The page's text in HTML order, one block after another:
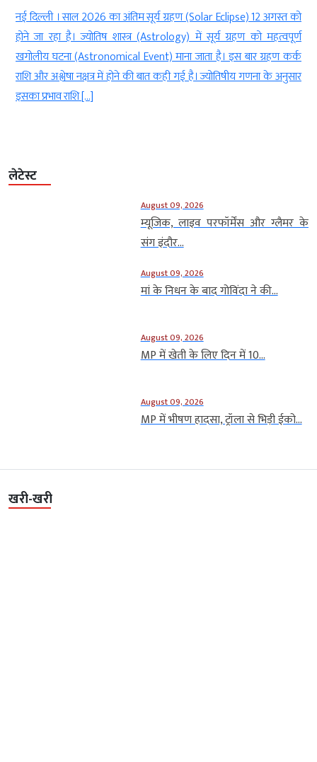
नई दिल्ली । कर्नाटक के उत्तर कन्नड़ जिले के भटकल तालुका में स्थित मुरुदेश्वर
मंदिर(Murudeshwar Temple) भगवान शिव भगवान शिव (Lord Shiva) के
प्रमुख धार्मिक स्थलों में गिना जाता है। अरब सागरअरब सागर (Arabian Sea) के
तट पर कंदुका पहाड़ीकंदुका पहाड़ी (Kanduka Hill) पर बना यह मंदिर धार्मिक
आस्था के साथ अपनी भव्य वास्तुकलाभव्य वास्तुकला […]
लेटेस्ट
August 09, 2026
म्यूजिक, लाइव परफॉर्मेंस और ग्लैमर के
संग इंदौर...
August 09, 2026
मां के निधन के बाद गोविंदा ने की...
August 09, 2026
MP में खेती के लिए दिन में 10...
August 09, 2026
MP में भीषण हादसा, ट्रॉला से भिड़ी ईको...
खरी-खरी